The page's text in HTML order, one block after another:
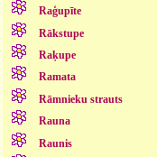
Raģupīte
Rākstupe
Raķupe
Ramata
Rāmnieku strauts
Rauna
Raunis